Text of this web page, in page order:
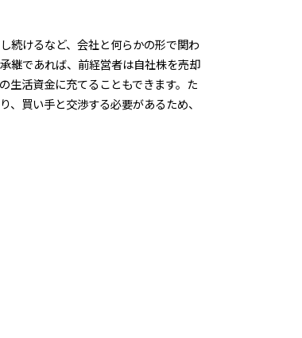
続けるなど、会社と何らかの形で関わ
継であれば、前経営者は自社株を売却
生活資金に充てることもできます。た
買い手と交渉する必要があるため、